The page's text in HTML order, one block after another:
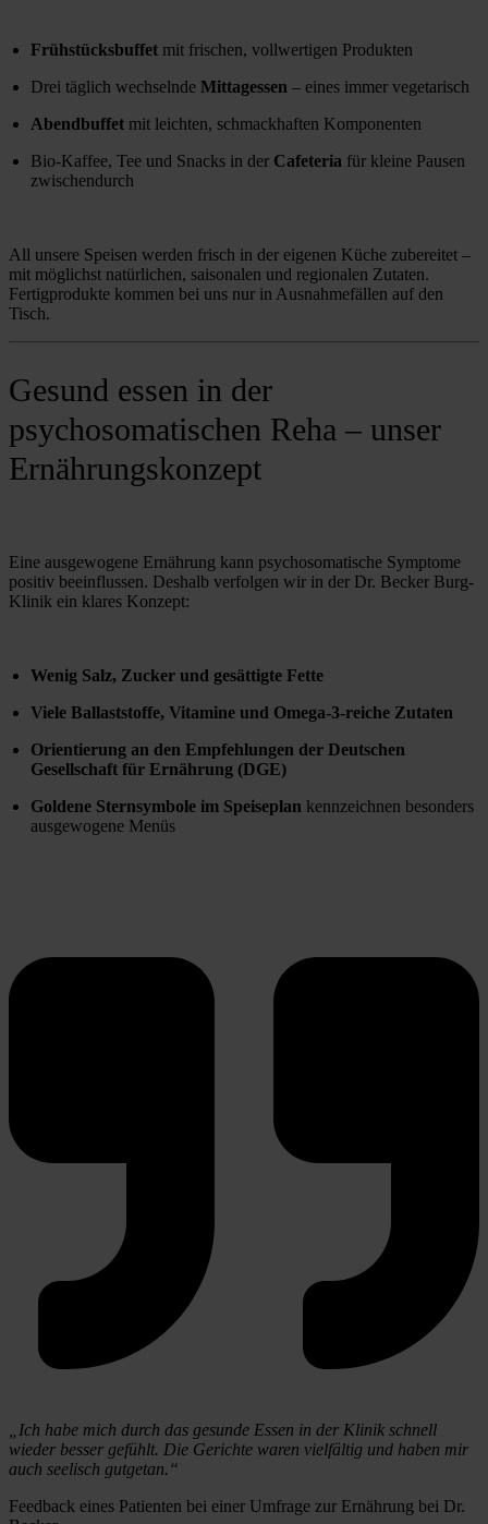
Frühstücksbuffet mit frischen, vollwertigen Produkten
Drei täglich wechselnde Mittagessen – eines immer vegetarisch
Abendbuffet mit leichten, schmackhaften Komponenten
Bio-Kaffee, Tee und Snacks in der Cafeteria für kleine Pausen
zwischendurch
All unsere Speisen werden frisch in der eigenen Küche zubereitet –
mit möglichst natürlichen, saisonalen und regionalen Zutaten.
Fertigprodukte kommen bei uns nur in Ausnahmefällen auf den
Tisch.
Gesund essen in der
psychosomatischen Reha – unser
Ernährungskonzept
Eine ausgewogene Ernährung kann psychosomatische Symptome
positiv beeinflussen. Deshalb verfolgen wir in der Dr. Becker Burg-
Klinik ein klares Konzept:
Wenig Salz, Zucker und gesättigte Fette
Viele Ballaststoffe, Vitamine und Omega-3-reiche Zutaten
Orientierung an den Empfehlungen der Deutschen
Gesellschaft für Ernährung (DGE)
Goldene Sternsymbole im Speiseplan kennzeichnen besonders
ausgewogene Menüs
„Ich habe mich durch das gesunde Essen in der Klinik schnell
wieder besser gefühlt. Die Gerichte waren vielfältig und haben mir
auch seelisch gutgetan.“
Feedback eines Patienten bei einer Umfrage zur Ernährung bei Dr.